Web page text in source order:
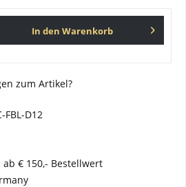
In den Warenkorb
zum Artikel?
FBL-D12
€ 150,- Bestellwert